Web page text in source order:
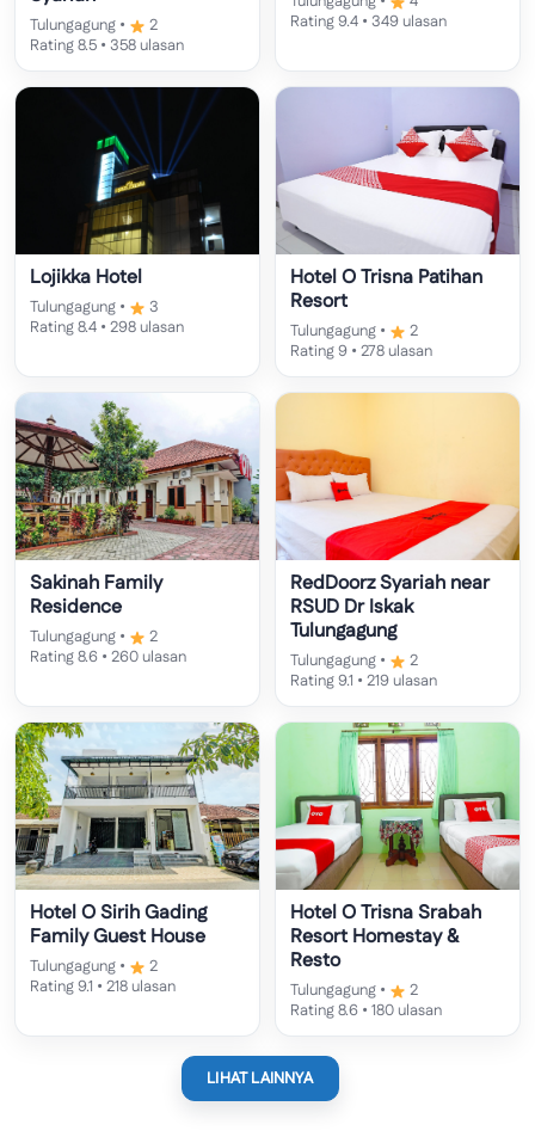
Tulungagung •
2
Rating 8.5 • 358 ulasan
Rating 9.4 • 349 ulasan
Lojikka Hotel
Tulungagung •
3
Rating 8.4 • 298 ulasan
Hotel O Trisna Patihan
Resort
Tulungagung •
2
Rating 9 • 278 ulasan
Sakinah Family
Residence
Tulungagung •
2
Rating 8.6 • 260 ulasan
RedDoorz Syariah near
RSUD Dr Iskak
Tulungagung
Tulungagung •
2
Rating 9.1 • 219 ulasan
Hotel O Sirih Gading
Family Guest House
Tulungagung •
2
Rating 9.1 • 218 ulasan
Hotel O Trisna Srabah
Resort Homestay &
Resto
Tulungagung •
2
Rating 8.6 • 180 ulasan
LIHAT LAINNYA